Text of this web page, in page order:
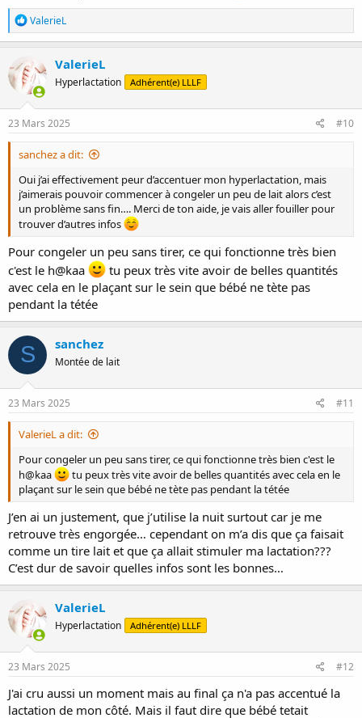
R
é
a
t
i
o
n
s
ValerieL
ValerieL
Hyperlactation Adhérent(e) LLLF
23 Mars 2025 #10
sanchez a dit:
Oui j’ai effectivement peur d’accentuer mon hyperlactation, mais
j’aimerais pouvoir commencer à congeler un peu de lait alors c’est
un problème sans fin…. Merci de ton aide, je vais aller fouiller pour
trouver d’autres infos
Pour congeler un peu sans tirer, ce qui fonctionne très bien
c'est le h@kaa
tu peux très vite avoir de belles quantités
avec cela en le plaçant sur le sein que bébé ne tète pas
pendant la tétée
S sanchez
Montée de lait
23 Mars 2025 #11
ValerieL a dit:
Pour congeler un peu sans tirer, ce qui fonctionne très bien c'est le
h@kaa
tu peux très vite avoir de belles quantités avec cela en le
plaçant sur le sein que bébé ne tète pas pendant la tétée
J’en ai un justement, que j’utilise la nuit surtout car je me
retrouve très engorgée… cependant on m’a dis que ça faisait
comme un tire lait et que ça allait stimuler ma lactation???
C’est dur de savoir quelles infos sont les bonnes…
ValerieL
Hyperlactation Adhérent(e) LLLF
23 Mars 2025 #12
J'ai cru aussi un moment mais au final ça n'a pas accentué la
lactation de mon côté. Mais il faut dire que bébé tetait